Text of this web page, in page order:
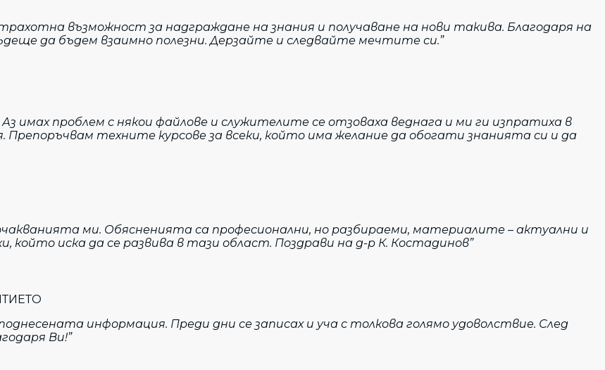
възможност за надграждане на знания и получаване на нови такива. Благодаря на
да бъдем взаимно полезни. Дерзайте и следвайте мечтите си.”
имах проблем с някои файлове и служителите се отзоваха веднага и ми ги изпратиха в
техните курсове за всеки, който има желание да обогати знанията си и да
ми. Обясненията са професионални, но разбираеми, материалите – актуални и
който иска да се развива в тази област. Поздрави на д-р К. Костадинов”
информация. Преди дни се записах и уча с толкова голямо удоволствие. След
Ви!”